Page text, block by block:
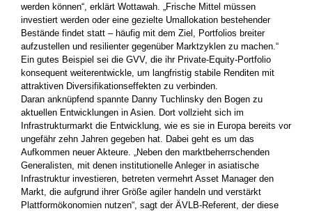
werden können“, erklärt Wottawah. „Frische Mittel müssen
investiert werden oder eine gezielte Umallokation bestehender
Bestände findet statt – häufig mit dem Ziel, Portfolios breiter
aufzustellen und resilienter gegenüber Marktzyklen zu machen.“
Ein gutes Beispiel sei die GVV, die ihr Private-Equity-Portfolio
konsequent weiterentwickle, um langfristig stabile Renditen mit
attraktiven Diversifikationseffekten zu verbinden.
Daran anknüpfend spannte Danny Tuchlinsky den Bogen zu
aktuellen Entwicklungen in Asien. Dort vollzieht sich im
Infrastrukturmarkt die Entwicklung, wie es sie in Europa bereits vor
ungefähr zehn Jahren gegeben hat. Dabei geht es um das
Aufkommen neuer Akteure. „Neben den marktbeherrschenden
Generalisten, mit denen institutionelle Anleger in asiatische
Infrastruktur investieren, betreten vermehrt Asset Manager den
Markt, die aufgrund ihrer Größe agiler handeln und verstärkt
Plattformökonomien nutzen“, sagt der ÄVLB-Referent, der diese